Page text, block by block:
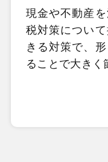
現金や不動産
税対策につい
きる対策で、
ることで大きく